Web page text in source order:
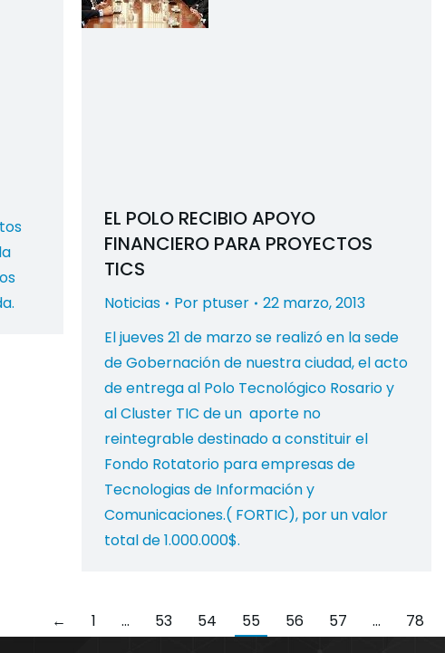
EL POLO RECIBIO APOYO
FINANCIERO PARA PROYECTOS
TICS
Noticias Por ptuser
22 marzo, 2013
El jueves 21 de marzo se realizó en la sede
de Gobernación de nuestra ciudad, el acto
de entrega al Polo Tecnológico Rosario y
al Cluster TIC de un aporte no
reintegrable destinado a constituir el
Fondo Rotatorio para empresas de
Tecnologias de Información y
Comunicaciones.( FORTIC), por un valor
total de 1.000.000$.
← 1 … 53 54 55 56 57 … 78